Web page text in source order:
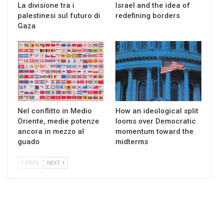
La divisione tra i
palestinesi sul futuro di
Gaza
Israel and the idea of
redefining borders
Nel conflitto in Medio
Oriente, medie potenze
ancora in mezzo al
guado
How an ideological split
looms over Democratic
momentum toward the
midterms
PREV NEXT